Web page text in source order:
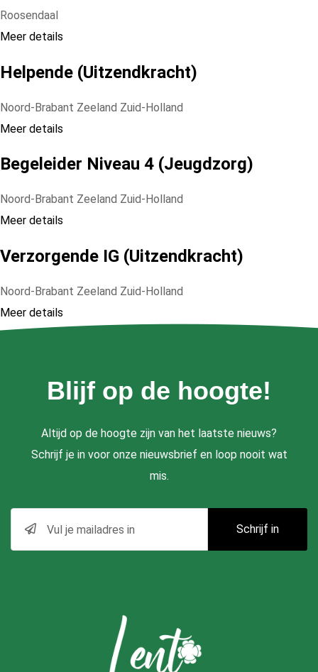
Roosendaal
Meer details
Helpende (Uitzendkracht)
Noord-Brabant Zeeland Zuid-Holland
Meer details
Begeleider Niveau 4 (Jeugdzorg)
Noord-Brabant Zeeland Zuid-Holland
Meer details
Verzorgende IG (Uitzendkracht)
Noord-Brabant Zeeland Zuid-Holland
Meer details
Blijf op de hoogte!
Altijd op de hoogte zijn van het laatste nieuws?
Schrijf je in voor onze nieuwsbrief en loop nooit wat
mis.
Schrijf in